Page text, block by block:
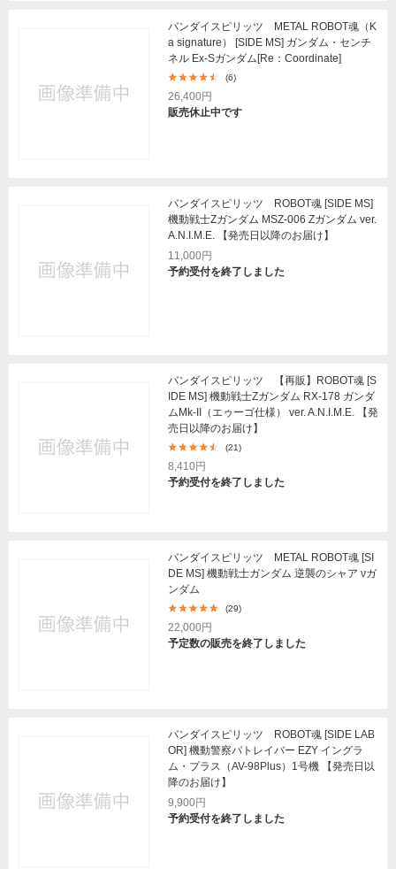
バンダイスピリッツ METAL ROBOT魂（K
a signature） [SIDE MS] ガンダム・センチ
ネル Ex-Sガンダム[Re：Coordinate]
(6)
26,400円
販売休止中です
バンダイスピリッツ ROBOT魂 [SIDE MS]
機動戦士Zガンダム MSZ-006 Zガンダム ver.
A.N.I.M.E. 【発売日以降のお届け】
11,000円
予約受付を終了しました
バンダイスピリッツ 【再販】ROBOT魂 [S
IDE MS] 機動戦士Ζガンダム RX-178 ガンダ
ムMk-II（エゥーゴ仕様） ver. A.N.I.M.E. 【発
売日以降のお届け】
(21)
8,410円
予約受付を終了しました
バンダイスピリッツ METAL ROBOT魂 [SI
DE MS] 機動戦士ガンダム 逆襲のシャア νガ
ンダム
(29)
22,000円
予定数の販売を終了しました
バンダイスピリッツ ROBOT魂 [SIDE LAB
OR] 機動警察パトレイバー EZY イングラ
ム・プラス（AV-98Plus）1号機 【発売日以
降のお届け】
9,900円
予約受付を終了しました